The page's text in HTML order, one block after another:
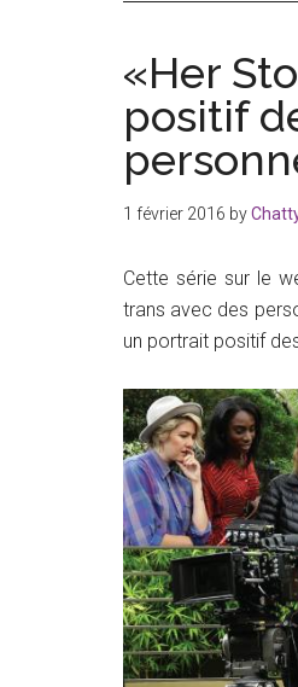
«Her
positif
1 février 2016 by
Cette série sur le
trans avec des
un portrait positif